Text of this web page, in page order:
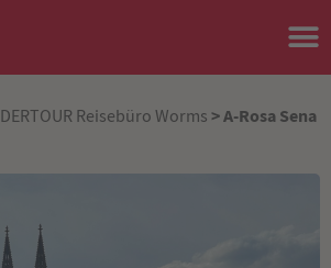
DERTOUR Reisebüro Worms > A-Rosa Sena